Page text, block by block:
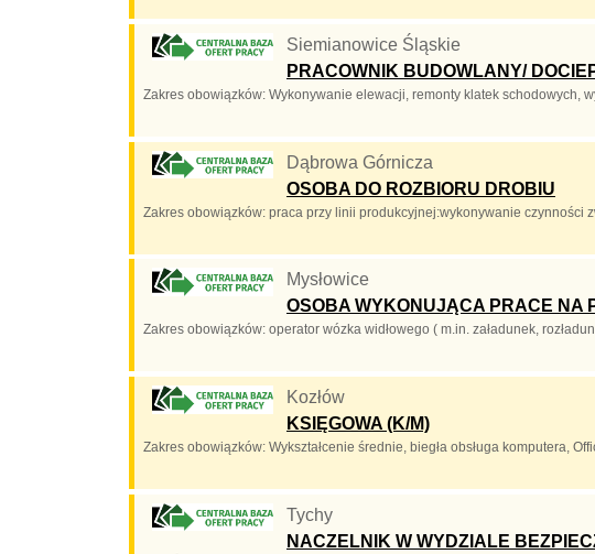
Siemianowice Śląskie
PRACOWNIK BUDOWLANY/
Zakres obowiązków: Wykonywanie elewacji, remonty klatek schodowych,
Dąbrowa Górnicza
OSOBA DO ROZBIORU DROBIU
Zakres obowiązków: praca przy linii produkcyjnej:wykonywanie czynności
Mysłowice
OSOBA WYKONUJĄCA PRACE NA
Zakres obowiązków: operator wózka widłowego ( m.in. załadunek,
Kozłów
KSIĘGOWA (K/M)
Zakres obowiązków: Wykształcenie średnie, biegła obsługa komputera,
Tychy
NACZELNIK W WYDZIALE